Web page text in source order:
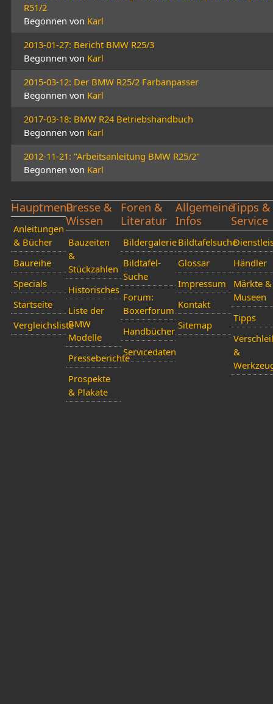
R51/2
Begonnen von Karl
2013-01-27: Bericht BMW R25/3
Begonnen von Karl
2015-03-12: Der BMW R25/2 Farbanpasser
Begonnen von Karl
2017-03-18: BMW R24 Betriebshandbuch
Begonnen von Karl
2012-11-21: "Arbeitsanleitung BMW R25/2"
Begonnen von Karl
Hauptmenü
Anleitungen
& Bücher
Baureihe
Specials
Startseite
Vergleichsliste
Presse &
Wissen
Bauzeiten
&
Stückzahlen
Historisches
Liste der
BMW
Modelle
Presseberichte
Prospekte
& Plakate
Foren &
Literatur
Bildergalerie
Bildtafel-
Suche
Forum:
Boxerforum
Handbücher
Servicedaten
Allgemeine
Infos
Bildtafelsuche
Glossar
Impressum
Kontakt
Sitemap
Tipps &
Service
Händler
Märkte &
Museen
Tipps
&